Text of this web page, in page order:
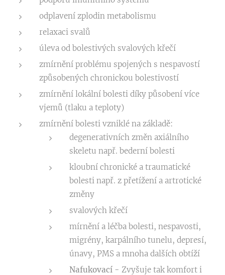
odplavení zplodin metabolismu
relaxaci svalů
úleva od bolestivých svalových křečí
zmírnění problému spojených s nespavostí
způsobených chronickou bolestivostí
zmírnění lokální bolesti díky působení více
vjemů (tlaku a teploty)
zmírnění bolesti vzniklé na základě:
degenerativních změn axiálního
skeletu např. bederní bolesti
kloubní chronické a traumatické
bolesti např. z přetížení a artrotické
změny
svalových křečí
mírnění a léčba bolesti, nespavosti,
migrény, karpálního tunelu, depresí,
únavy, PMS a mnoha dalších obtíží
Nafukovací - Zvyšuje tak komfort i